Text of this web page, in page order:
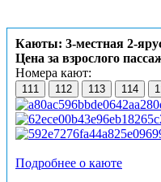
Каюты: 3-местная 2-
Цена за взрослого
Номера кают:
111 112 113 114
Подробнее о каюте